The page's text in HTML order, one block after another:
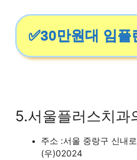
✅30만원대 임
5.서울플러스치과
주소 :서울 중랑구 신내
(우)02024